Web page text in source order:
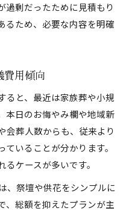
過剰だったために見積もり
るため、必要な内容を明確
費用傾向
ると、最近は家族葬や小規
本日のお悔やみ欄や地域新
会葬人数からも、従来より
いることが分かります。
ケースが多いです。
、祭壇や供花をシンプルに
、総額を抑えたプランが主